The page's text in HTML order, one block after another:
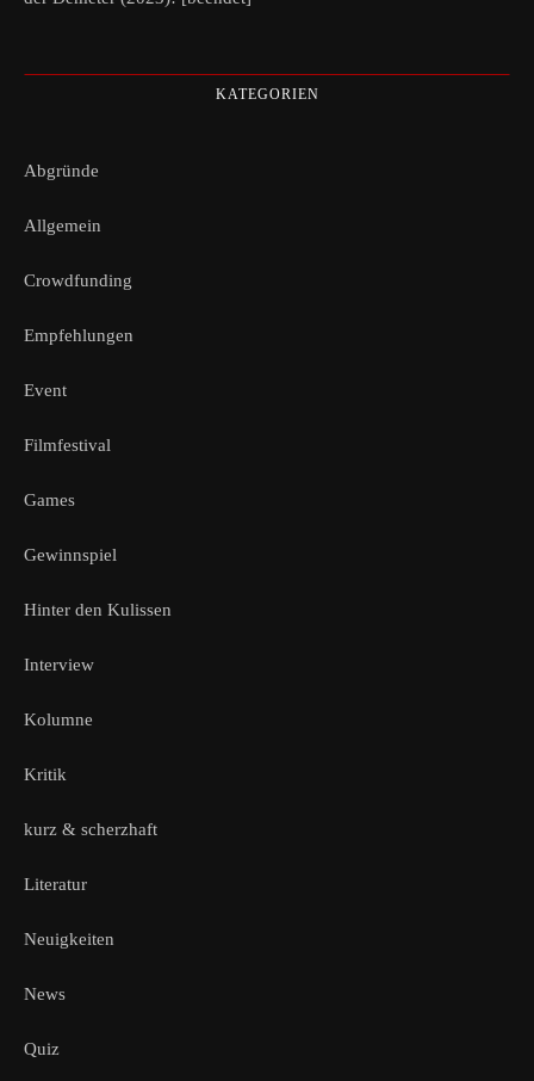
KATEGORIEN
Abgründe
Allgemein
Crowdfunding
Empfehlungen
Event
Filmfestival
Games
Gewinnspiel
Hinter den Kulissen
Interview
Kolumne
Kritik
kurz & scherzhaft
Literatur
Neuigkeiten
News
Quiz